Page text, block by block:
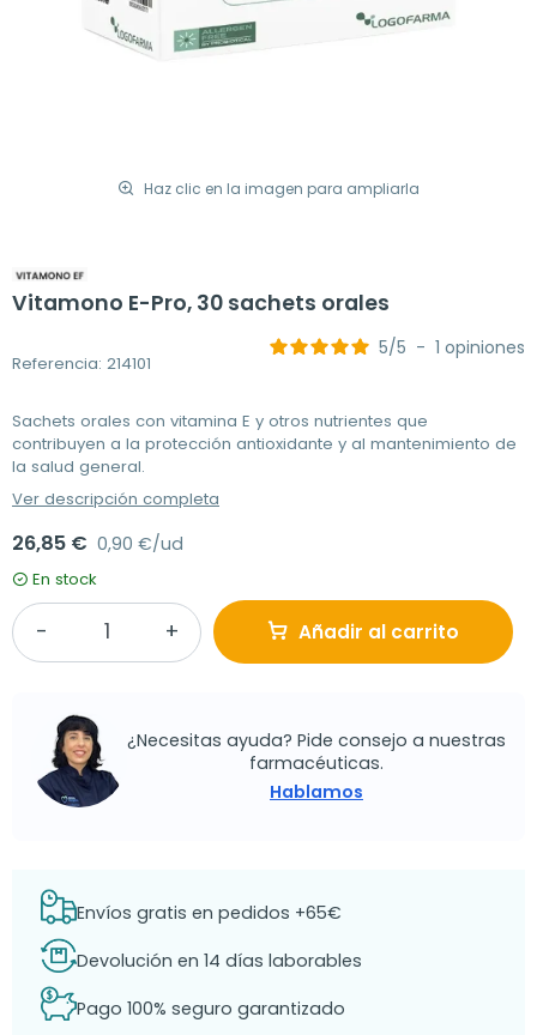
Haz clic en la imagen para ampliarla
Vitamono E-Pro, 30 sachets orales
Referencia: 214101
5/5 - 1 opiniones
Sachets orales con vitamina E y otros nutrientes que
contribuyen a la protección antioxidante y al mantenimiento de
la salud general.
Ver descripción completa
26,85 € 0,90 €/ud
En stock
Añadir al carrito
¿Necesitas ayuda? Pide consejo a nuestras
farmacéuticas.
Hablamos
Envíos gratis en pedidos +65€
Devolución en 14 días laborables
Pago 100% seguro garantizado